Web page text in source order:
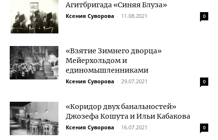
Агитбригада «Синяя Блуза»
Ксения Суворова - 11.08.2021 0
«Взятие Зимнего дворца»
Мейерхольдом и
единомышленниками
Ксения Суворова - 29.07.2021 0
«Коридор двух банальностей»
Джозефа Кошута и Ильи Кабакова
Ксения Суворова - 16.07.2021 0